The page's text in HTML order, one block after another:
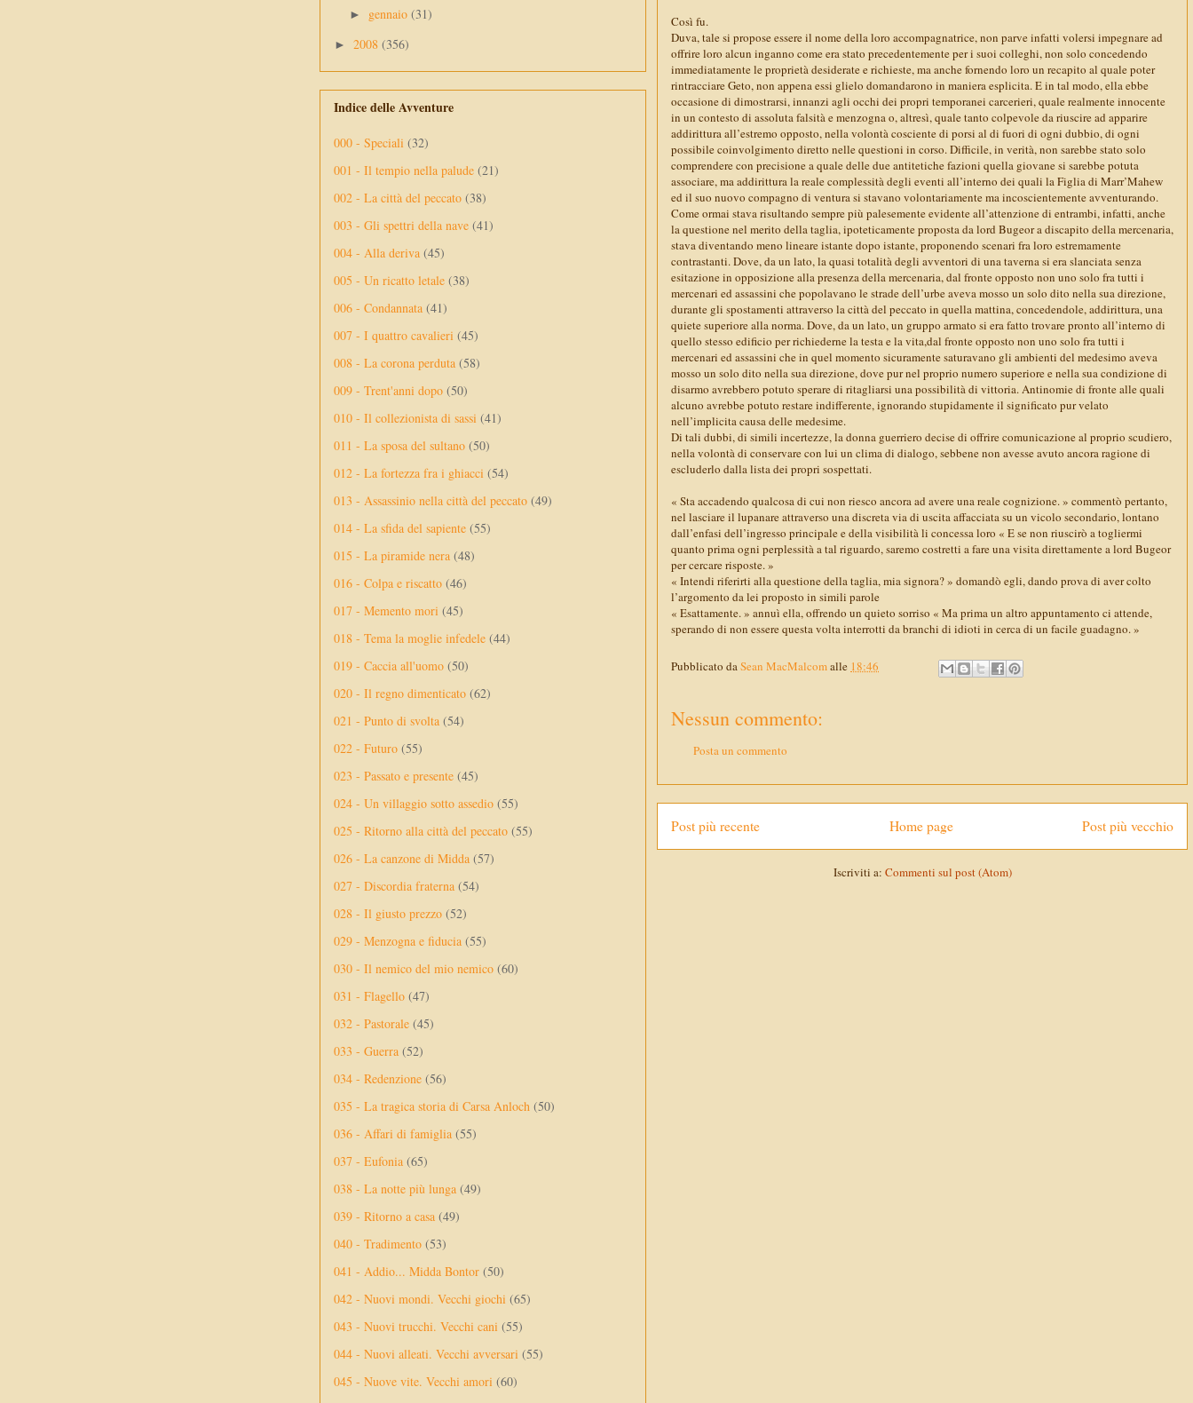
Così fu.
Duva, tale si propose essere il nome della loro accompagnatrice, non parve infatti volersi impegnare ad
offrire loro alcun inganno come era stato precedentemente per i suoi colleghi, non solo concedendo
immediatamente le proprietà desiderate e richieste, ma anche fornendo loro un recapito al quale poter
rintracciare Geto, non appena essi glielo domandarono in maniera esplicita. E in tal modo, ella ebbe
occasione di dimostrarsi, innanzi agli occhi dei propri temporanei carcerieri, quale realmente innocente
in un contesto di assoluta falsità e menzogna o, altresì, quale tanto colpevole da riuscire ad apparire
addirittura all’estremo opposto, nella volontà cosciente di porsi al di fuori di ogni dubbio, di ogni
possibile coinvolgimento diretto nelle questioni in corso. Difficile, in verità, non sarebbe stato solo
comprendere con precisione a quale delle due antitetiche fazioni quella giovane si sarebbe potuta
associare, ma addirittura la reale complessità degli eventi all’interno dei quali la Figlia di Marr’Mahew
ed il suo nuovo compagno di ventura si stavano volontariamente ma incoscientemente avventurando.
Come ormai stava risultando sempre più palesemente evidente all’attenzione di entrambi, infatti, anche
la questione nel merito della taglia, ipoteticamente proposta da lord Bugeor a discapito della mercenaria,
stava diventando meno lineare istante dopo istante, proponendo scenari fra loro estremamente
contrastanti. Dove, da un lato, la quasi totalità degli avventori di una taverna si era slanciata senza
esitazione in opposizione alla presenza della mercenaria, dal fronte opposto non uno solo fra tutti i
mercenari ed assassini che popolavano le strade dell’urbe aveva mosso un solo dito nella sua direzione,
durante gli spostamenti attraverso la città del peccato in quella mattina, concedendole, addirittura, una
quiete superiore alla norma. Dove, da un lato, un gruppo armato si era fatto trovare pronto all’interno di
quello stesso edificio per richiederne la testa e la vita,dal fronte opposto non uno solo fra tutti i
mercenari ed assassini che in quel momento sicuramente saturavano gli ambienti del medesimo aveva
mosso un solo dito nella sua direzione, dove pur nel proprio numero superiore e nella sua condizione di
disarmo avrebbero potuto sperare di ritagliarsi una possibilità di vittoria. Antinomie di fronte alle quali
alcuno avrebbe potuto restare indifferente, ignorando stupidamente il significato pur velato
nell’implicita causa delle medesime.
Di tali dubbi, di simili incertezze, la donna guerriero decise di offrire comunicazione al proprio scudiero,
nella volontà di conservare con lui un clima di dialogo, sebbene non avesse avuto ancora ragione di
escluderlo dalla lista dei propri sospettati.
« Sta accadendo qualcosa di cui non riesco ancora ad avere una reale cognizione. » commentò pertanto,
nel lasciare il lupanare attraverso una discreta via di uscita affacciata su un vicolo secondario, lontano
dall’enfasi dell’ingresso principale e della visibilità li concessa loro « E se non riuscirò a togliermi
quanto prima ogni perplessità a tal riguardo, saremo costretti a fare una visita direttamente a lord Bugeor
per cercare risposte. »
« Intendi riferirti alla questione della taglia, mia signora? » domandò egli, dando prova di aver colto
l’argomento da lei proposto in simili parole
« Esattamente. » annuì ella, offrendo un quieto sorriso « Ma prima un altro appuntamento ci attende,
sperando di non essere questa volta interrotti da branchi di idioti in cerca di un facile guadagno. »
Pubblicato daSean MacMalcomalle 18:46
Nessun commento:
Posta un commento
Post più recente Post più vecchio
Home page
Iscriviti a: Commenti sul post (Atom)
► gennaio (31)
► 2008 (356)
Indice delle Avventure
000 - Speciali (32)
001 - Il tempio nella palude (21)
002 - La città del peccato (38)
003 - Gli spettri della nave (41)
004 - Alla deriva (45)
005 - Un ricatto letale (38)
006 - Condannata (41)
007 - I quattro cavalieri (45)
008 - La corona perduta (58)
009 - Trent'anni dopo (50)
010 - Il collezionista di sassi (41)
011 - La sposa del sultano (50)
012 - La fortezza fra i ghiacci (54)
013 - Assassinio nella città del peccato (49)
014 - La sfida del sapiente (55)
015 - La piramide nera (48)
016 - Colpa e riscatto (46)
017 - Memento mori (45)
018 - Tema la moglie infedele (44)
019 - Caccia all'uomo (50)
020 - Il regno dimenticato (62)
021 - Punto di svolta (54)
022 - Futuro (55)
023 - Passato e presente (45)
024 - Un villaggio sotto assedio (55)
025 - Ritorno alla città del peccato (55)
026 - La canzone di Midda (57)
027 - Discordia fraterna (54)
028 - Il giusto prezzo (52)
029 - Menzogna e fiducia (55)
030 - Il nemico del mio nemico (60)
031 - Flagello (47)
032 - Pastorale (45)
033 - Guerra (52)
034 - Redenzione (56)
035 - La tragica storia di Carsa Anloch (50)
036 - Affari di famiglia (55)
037 - Eufonia (65)
038 - La notte più lunga (49)
039 - Ritorno a casa (49)
040 - Tradimento (53)
041 - Addio... Midda Bontor (50)
042 - Nuovi mondi. Vecchi giochi (65)
043 - Nuovi trucchi. Vecchi cani (55)
044 - Nuovi alleati. Vecchi avversari (55)
045 - Nuove vite. Vecchi amori (60)